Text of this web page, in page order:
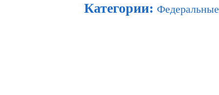
Категории: